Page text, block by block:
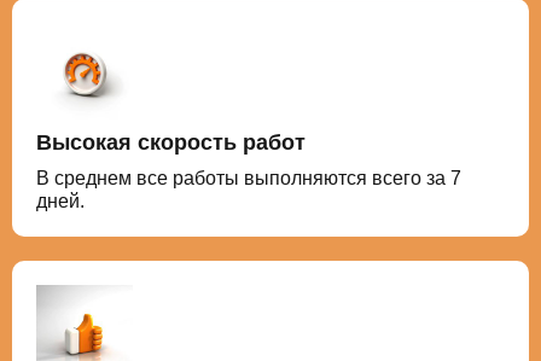
Высокая скорость работ
В среднем все работы выполняются всего за 7
дней.